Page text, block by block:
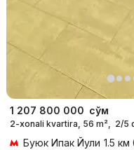
1 207 800 000 сўм
2-xonali kvartira, 56 m², 2/5
Буюк Ипак Йули 1.5